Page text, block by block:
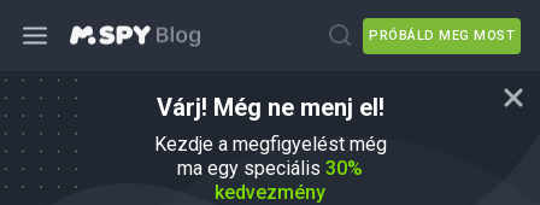
PRÓBÁLD MEG MOST
Várj! Még ne menj el!
Kezdje a megfigyelést még
ma egy speciális 30%
kedvezmény
Hogyan